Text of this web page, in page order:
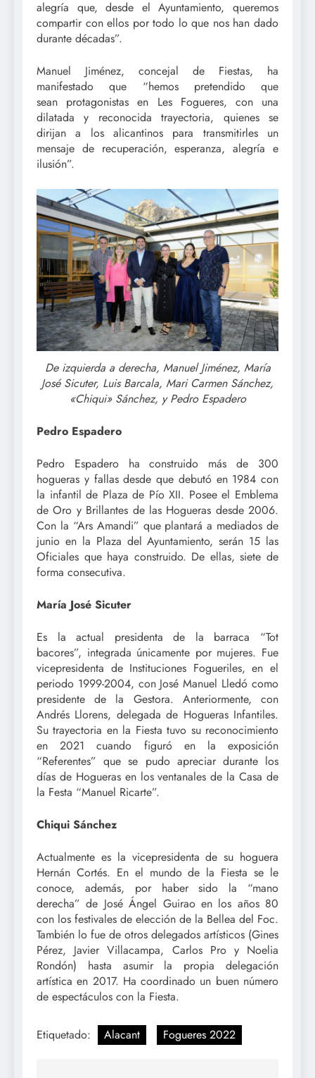
alegría que, desde el Ayuntamiento, queremos
compartir con ellos por todo lo que nos han dado
durante décadas”.
Manuel Jiménez, concejal de Fiestas, ha
manifestado que “hemos pretendido que
sean protagonistas en Les Fogueres, con una
dilatada y reconocida trayectoria, quienes se
dirijan a los alicantinos para transmitirles un
mensaje de recuperación, esperanza, alegría e
ilusión”.
De izquierda a derecha, Manuel Jiménez, María
José Sicuter, Luis Barcala, Mari Carmen Sánchez,
«Chiqui» Sánchez, y Pedro Espadero
Pedro Espadero
Pedro Espadero ha construido más de 300
hogueras y fallas desde que debutó en 1984 con
la infantil de Plaza de Pío XII. Posee el Emblema
de Oro y Brillantes de las Hogueras desde 2006.
Con la “Ars Amandi” que plantará a mediados de
junio en la Plaza del Ayuntamiento, serán 15 las
Oficiales que haya construido. De ellas, siete de
forma consecutiva.
María José Sicuter
Es la actual presidenta de la barraca “Tot
bacores”, integrada únicamente por mujeres. Fue
vicepresidenta de Instituciones Fogueriles, en el
periodo 1999-2004, con José Manuel Lledó como
presidente de la Gestora. Anteriormente, con
Andrés Llorens, delegada de Hogueras Infantiles.
Su trayectoria en la Fiesta tuvo su reconocimiento
en 2021 cuando figuró en la exposición
“Referentes” que se pudo apreciar durante los
días de Hogueras en los ventanales de la Casa de
la Festa “Manuel Ricarte”.
Chiqui Sánchez
Actualmente es la vicepresidenta de su hoguera
Hernán Cortés. En el mundo de la Fiesta se le
conoce, además, por haber sido la “mano
derecha” de José Ángel Guirao en los años 80
con los festivales de elección de la Bellea del Foc.
También lo fue de otros delegados artísticos (Gines
Pérez, Javier Villacampa, Carlos Pro y Noelia
Rondón) hasta asumir la propia delegación
artística en 2017. Ha coordinado un buen número
de espectáculos con la Fiesta.
Etiquetado: Alacant Fogueres 2022